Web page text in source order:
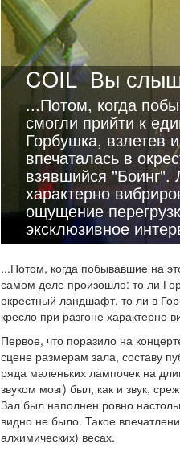
COIL Вы
...Потом, когда
смогли прийти к
Горбушка, взлетев
впечаталась в
взявшийся "Боинг".
характерно
ощущение
эксклюзивное
...Потом, когда побывавшие на
самом деле произошло: то ли
окрестный ландшафт, то ли в
кресло при разгоне
Первое, что поразило на
сцене размерам зала, составу
ряда маленьких лампочек на
звуком мозг) был, как и звук,
Зал был наполнен ровно
видно не было. Такое
алхимических) весах.